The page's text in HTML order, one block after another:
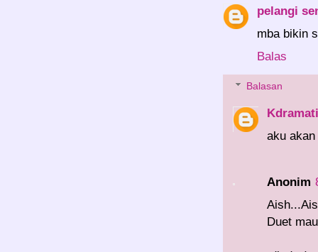
pelangi
mba bikin
Balas
Balasan
aku
Anonim
Duet